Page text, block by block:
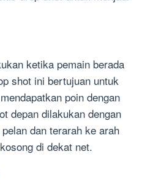
ketika pemain berada
shot ini bertujuan untuk
poin dengan
depan dilakukan dengan
dan terarah ke arah
di dekat net.